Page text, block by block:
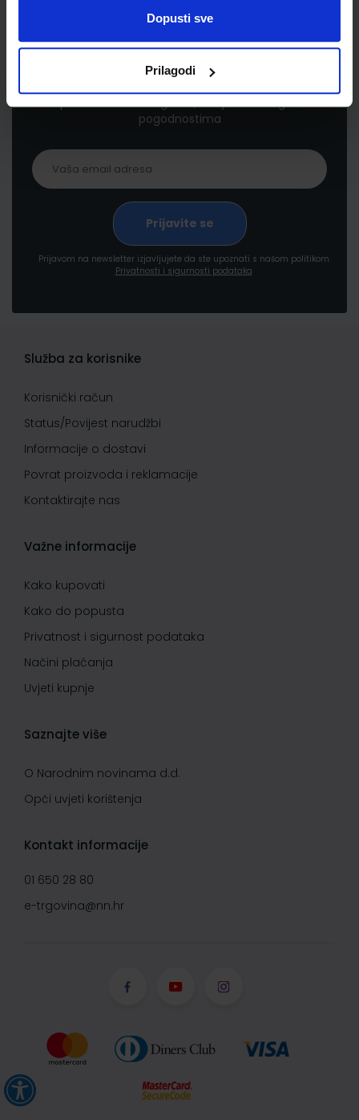
Dopusti sve
Prilagodi
Newsletter prijava
proizvodima i uslugama, akcijama i drugim
pogodnostima
Prijavom na newsletter izjavljujete da ste upoznati s našom politikom
Privatnosti i sigurnosti podataka
Služba za korisnike
Korisnički račun
Status/Povijest narudžbi
Informacije o dostavi
Povrat proizvoda i reklamacije
Kontaktirajte nas
Važne informacije
Kako kupovati
Kako do popusta
Privatnost i sigurnost podataka
Načini plaćanja
Uvjeti kupnje
Saznajte više
O Narodnim novinama d.d.
Opći uvjeti korištenja
Kontakt informacije
01 650 28 80
e-trgovina@nn.hr